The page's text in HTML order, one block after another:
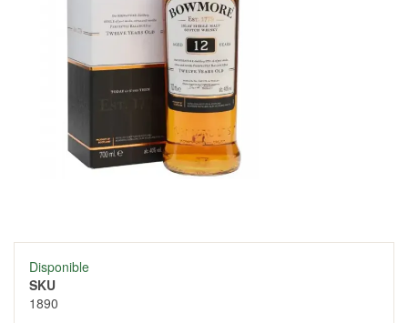
the
beginning
Disponible
SKU
1890